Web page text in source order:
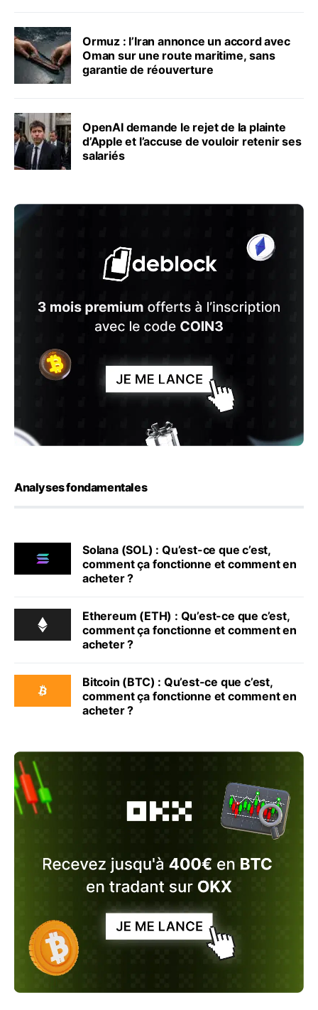
Ormuz : l’Iran annonce un accord avec
Oman sur une route maritime, sans
garantie de réouverture
OpenAI demande le rejet de la plainte
d’Apple et l’accuse de vouloir retenir ses
salariés
Analyses fondamentales
Solana (SOL) : Qu’est-ce que c’est,
comment ça fonctionne et comment en
acheter ?
Ethereum (ETH) : Qu’est-ce que c’est,
comment ça fonctionne et comment en
acheter ?
Bitcoin (BTC) : Qu’est-ce que c’est,
comment ça fonctionne et comment en
acheter ?